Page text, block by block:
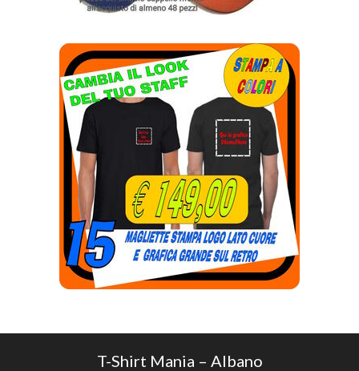
T-Shirt Mania – Albano